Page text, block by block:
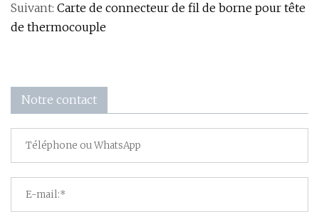
Suivant: Carte de connecteur de fil de borne pour tête
de thermocouple
Notre contact